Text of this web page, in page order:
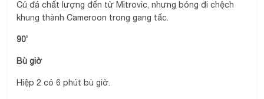
Cú đá chất lượng đến từ Mitrovic, nhưng bóng đi chệch
khung thành Cameroon trong gang tấc.
90’
Bù giờ
Hiệp 2 có 6 phút bù giờ.